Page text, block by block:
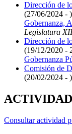
Dirección de
(27/06/2024 - )
Gobernanza,
Legislatura
Dirección de
(19/12/2020 -
Gobernanza
Comisión de
(20/02/2024 - )
Consultar actividad